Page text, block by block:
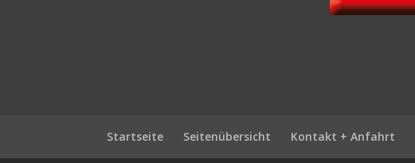
Startseite Seitenübersicht Kontakt + Anfahrt